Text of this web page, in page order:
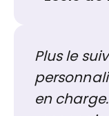
Plus le
en